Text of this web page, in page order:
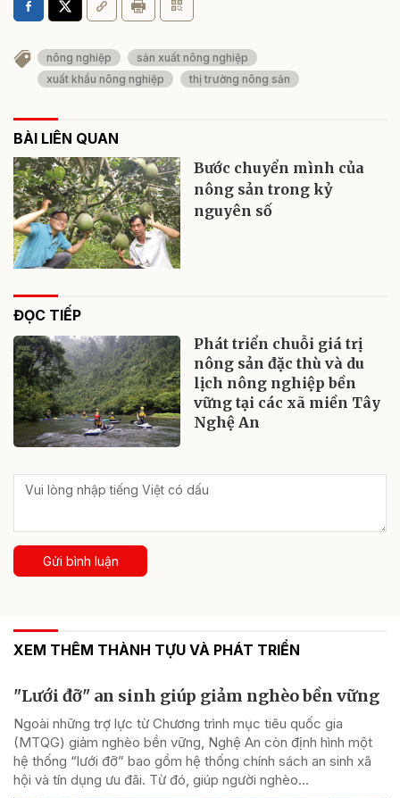
nông nghiệp
sản xuất nông nghiệp
xuất khẩu nông nghiệp
thị trường nông sản
BÀI LIÊN QUAN
Bước chuyển mình của
nông sản trong kỷ
nguyên số
ĐỌC TIẾP
Phát triển chuỗi giá trị
nông sản đặc thù và du
lịch nông nghiệp bền
vững tại các xã miền Tây
Nghệ An
Gửi bình luận
XEM THÊM THÀNH TỰU VÀ PHÁT TRIỂN
"Lưới đỡ" an sinh giúp giảm nghèo bền vững
Ngoài những trợ lực từ Chương trình mục tiêu quốc gia
(MTQG) giảm nghèo bền vững, Nghệ An còn định hình một
hệ thống “lưới đỡ” bao gồm hệ thống chính sách an sinh xã
hội và tín dụng ưu đãi. Từ đó, giúp người nghèo...